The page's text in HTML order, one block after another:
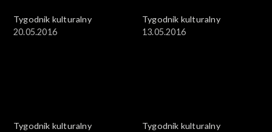
Tygodnik kulturalny
20.05.2016
Tygodnik kulturalny
13.05.2016
Tygodnik kulturalny
Tygodnik kulturalny